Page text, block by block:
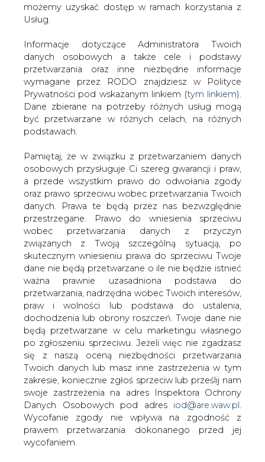
możemy uzyskać dostęp w ramach korzystania z
Usług.
Informacje dotyczące Administratora Twoich
danych osobowych a także cele i podstawy
przetwarzania oraz inne niezbędne informacje
wymagane przez RODO znajdziesz w Polityce
Prywatności pod wskazanym linkiem (tym linkiem).
Dane zbierane na potrzeby różnych usług mogą
być przetwarzane w różnych celach, na różnych
podstawach.
Pamiętaj, że w związku z przetwarzaniem danych
osobowych przysługuje Ci szereg gwarancji i praw,
a przede wszystkim prawo do odwołania zgody
oraz prawo sprzeciwu wobec przetwarzania Twoich
danych. Prawa te będą przez nas bezwzględnie
przestrzegane. Prawo do wniesienia sprzeciwu
wobec przetwarzania danych z przyczyn
związanych z Twoją szczególną sytuacją, po
skutecznym wniesieniu prawa do sprzeciwu Twoje
dane nie będą przetwarzane o ile nie będzie istnieć
ważna prawnie uzasadniona podstawa do
przetwarzania, nadrzędna wobec Twoich interesów,
praw i wolności lub podstawa do ustalenia,
dochodzenia lub obrony roszczeń. Twoje dane nie
będą przetwarzane w celu marketingu własnego
po zgłoszeniu sprzeciwu. Jeżeli więc nie zgadzasz
się z naszą oceną niezbędności przetwarzania
Twoich danych lub masz inne zastrzeżenia w tym
zakresie, koniecznie zgłoś sprzeciw lub prześlij nam
swoje zastrzeżenia na adres Inspektora Ochrony
Danych Osobowych pod adres iod@are.waw.pl
Wycofanie zgody nie wpływa na zgodność z
prawem przetwarzania dokonanego przed jej
wycofaniem.
Ceny ropy lekko w dół; USA dodają wiertnie,
Saudyjczycy i Rosjanie chcą więcej produkować
drukuj
skomentuj
udostępnij
Ceny ropy lekko w dół; USA dodają
Ropa naftowa w USA lekko w dół. Na
rynkach nie ma obaw, że zabraknie ropy
po wprowadzeniu sankcji na Iran, bo
Amerykanie uruchamiają nowe wiertnie
ropy z łupków, a Arabia Saudyjska i
Rosja deklarują gotowość do
ustabilizowania cen ropy i reakcji na
jakiekolwiek zmiany w podaży surowca -
informują maklerzy.
Baryłka ropy West Texas Intermediate w dostawach na
październik na giełdzie paliw NYMEX w Nowym Jorku
jest wyceniana po 68,31 USD, po zniżce o 6 centów.
Brent w dostawach na listopad na giełdzie paliw ICE
Futures Europe w Londynie jest wyceniana po 77,98 USD
za baryłkę, po zniżce notowań o 11 centów.